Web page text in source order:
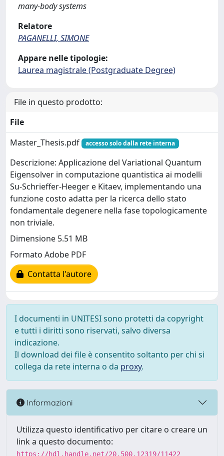
many-body systems
Relatore
PAGANELLI, SIMONE
Appare nelle tipologie:
Laurea magistrale (Postgraduate Degree)
File in questo prodotto:
File
Master_Thesis.pdf
accesso solo dalla rete interna
Descrizione: Applicazione del Variational Quantum
Eigensolver in computazione quantistica ai modelli
Su-Schrieffer-Heeger e Kitaev, implementando una
funzione costo adatta per la ricerca dello stato
fondamentale degenere nella fase topologicamente
non triviale.
Dimensione 5.51 MB
Formato Adobe PDF
Contatta l'autore
I documenti in UNITESI sono protetti da copyright
e tutti i diritti sono riservati, salvo diversa
indicazione.
Il download dei file è consentito soltanto per chi si
collega da rete interna o da proxy.
Informazioni
Utilizza questo identificativo per citare o creare un
link a questo documento:
https://hdl.handle.net/20.500.12319/11422